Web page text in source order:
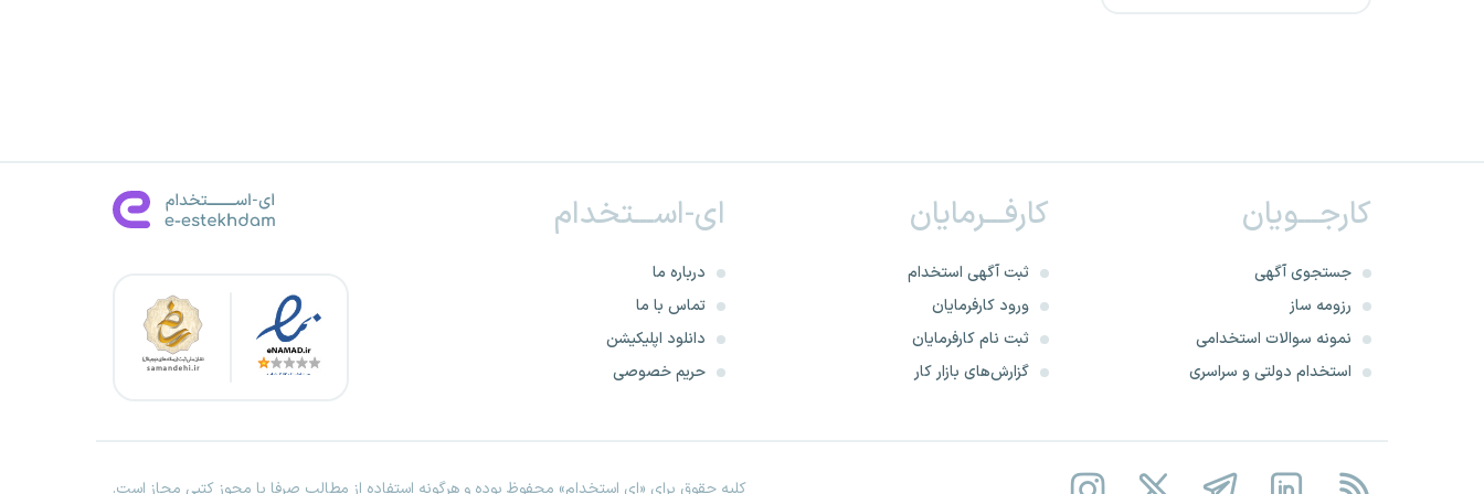
استانداری خراسان جنوبی
شرکت عدالت توسعه شمال
استانداری بوشهر
استانداری آذربایجان شرقی
کارجـــویان
جستجوی آگهی
رزومه ساز
نمونه سوالات استخدامی
استخدام دولتی و سراسری
کارفـــرمایان
ثبت آگهی استخدام
ورود کارفرمایان
ثبت نام کارفرمایان
گزارش‌های بازار کار
ای-اســـتخدام
درباره ما
تماس با ما
دانلود اپلیکیشن
حریم خصوصی
کلیه حقوق برای «ای استخدام» محفوظ بوده و هرگونه استفاده از مطالب صرفا با مجوز کتبی مجاز است.